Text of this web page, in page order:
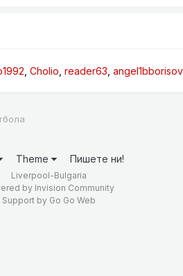
Cholio reader63 angel1bborisov
Theme Пишете ни!
Liverpool-Bulgaria
by Invision Community
Support by Go Go Web